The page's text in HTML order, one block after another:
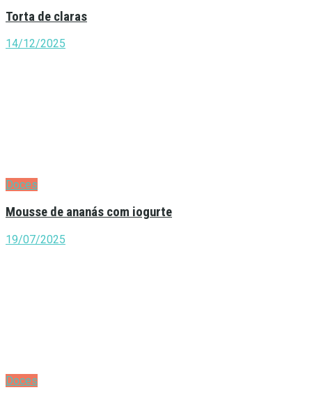
Torta de claras
14/12/2025
Doces
Mousse de ananás com iogurte
19/07/2025
Doces